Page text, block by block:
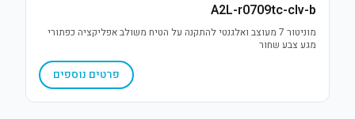
A2L-r0709tc-clv-b
מוניטור 7 מעוצב ואלגנטי להתקנה על הטיח משולב אפליקציה כפתורי
מגע צבע שחור
פרטים נוספים